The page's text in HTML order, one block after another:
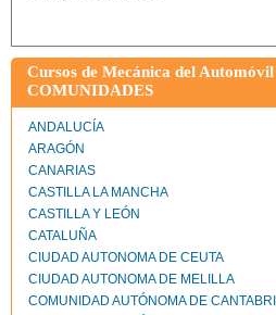
Cursos de Mecánica del
COMUNIDADES
ANDALUCÍA
ARAGÓN
CANARIAS
CASTILLA LA MANCHA
CASTILLA Y LEÓN
CATALUÑA
CIUDAD AUTONOMA DE CEUTA
CIUDAD AUTONOMA DE MELILLA
COMUNIDAD AUTÓNOMA DE